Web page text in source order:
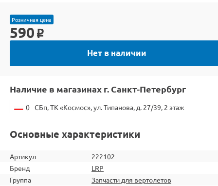
Розничная цена
590 o
Нет в наличии
Наличие в магазинах г. Санкт-Петербург
0 СБп, ТК «Космос», ул. Типанова, д. 27/39, 2 этаж
Основные характеристики
Артикул
222102
Бренд
LRP
Группа
Запчасти для вертолетов